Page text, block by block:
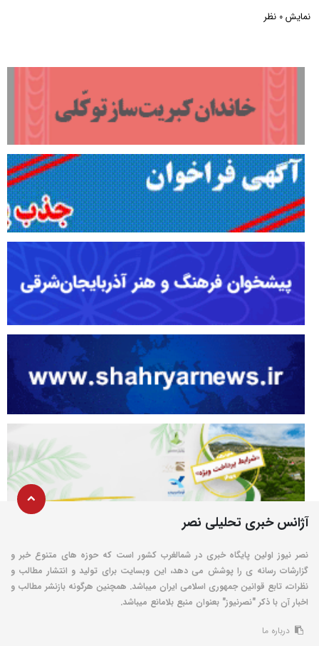
نمایش 0 نظر
آژانس خبری تحلیلی نصر
نصر نیوز اولین پایگاه خبری در شمالغرب کشور است که حوزه های متنوع خبر و
گزارشات رسانه ی را پوشش می دهد، این وبسایت برای تولید و انتشار مطالب و
نظرات، تابع قوانین جمهوری اسلامی ایران میباشد. همچنین هرگونه بازنشر مطالب و
اخبار آن با ذکر "نصرنیوز" بعنوان منبع بلامانع میباشد.
درباره ما